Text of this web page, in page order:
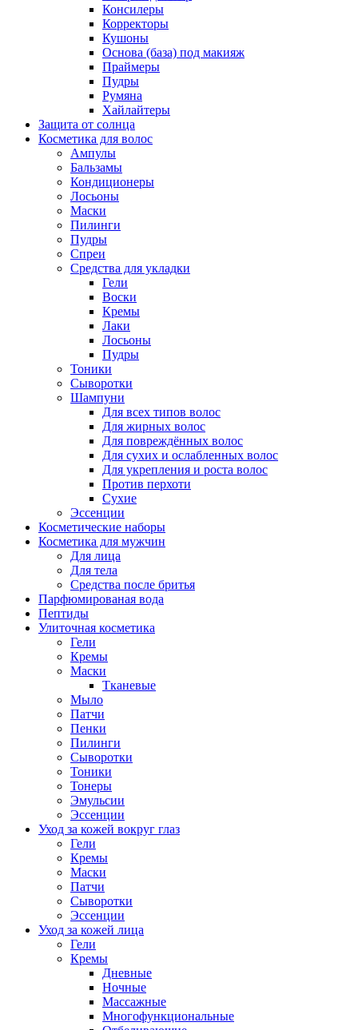
Консилеры
Корректоры
Кушоны
Основа (база) под макияж
Праймеры
Пудры
Румяна
Хайлайтеры
Защита от солнца
Косметика для волос
Ампулы
Бальзамы
Кондиционеры
Лосьоны
Маски
Пилинги
Пудры
Спреи
Средства для укладки
Гели
Воски
Кремы
Лаки
Лосьоны
Пудры
Тоники
Сыворотки
Шампуни
Для всех типов волос
Для жирных волос
Для повреждённых волос
Для сухих и ослабленных волос
Для укрепления и роста волос
Против перхоти
Сухие
Эссенции
Косметические наборы
Косметика для мужчин
Для лица
Для тела
Средства после бритья
Парфюмированая вода
Пептиды
Улиточная косметика
Гели
Кремы
Маски
Тканевые
Мыло
Патчи
Пенки
Пилинги
Сыворотки
Тоники
Тонеры
Эмульсии
Эссенции
Уход за кожей вокруг глаз
Гели
Кремы
Маски
Патчи
Сыворотки
Эссенции
Уход за кожей лица
Гели
Кремы
Дневные
Ночные
Массажные
Многофункциональные